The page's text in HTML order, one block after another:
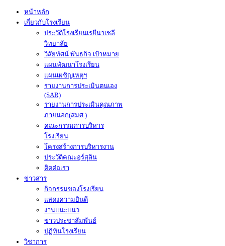
หน้าหลัก
เกี่ยวกับโรงเรียน
ประวัติโรงเรียนเรยีนาเชลี
วิทยาลัย
วิสัยทัศน์ พันธกิจ เป้าหมาย
แผนพัฒนาโรงเรียน
แผนเผชิญเหตุฯ
รายงานการประเมินตนเอง
(SAR)
รายงานการประเมินคุณภาพ
ภายนอก(สมศ.)
คณะกรรมการบริหาร
โรงเรียน
โครงสร้างการบริหารงาน
ประวัติคณะอุร์สุลิน
ติดต่อเรา
ข่าวสาร
กิจกรรมของโรงเรียน
แสดงความยินดี
งานแนะแนว
ข่าวประชาสัมพันธ์
ปฏิทินโรงเรียน
วิชาการ